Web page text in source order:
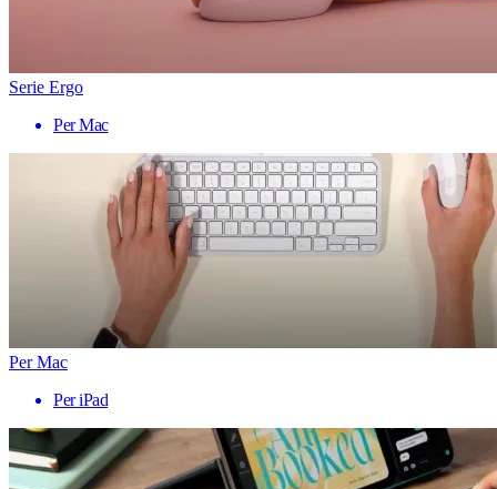
Serie Ergo
Per Mac
Per Mac
Per iPad